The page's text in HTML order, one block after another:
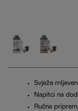
Svježe
Napitci na
Ručna